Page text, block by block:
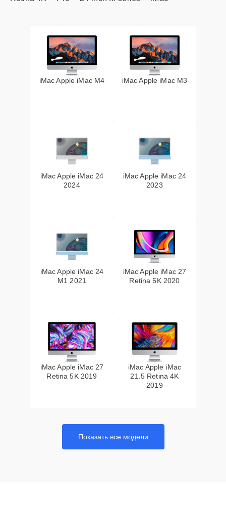
iMac Apple iMac M4 iMac Apple iMac M3
iMac Apple iMac 24
2024
iMac Apple iMac 24
2023
iMac Apple iMac 24
M1 2021
iMac Apple iMac 27
Retina 5K 2020
iMac Apple iMac 27
Retina 5K 2019
iMac Apple iMac
21.5 Retina 4K
2019
Показать все модели